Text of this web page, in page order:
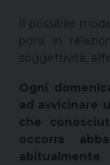
Il possibile
porsi in
soggettività,
Ogni
ad avvicinare
che
occorra